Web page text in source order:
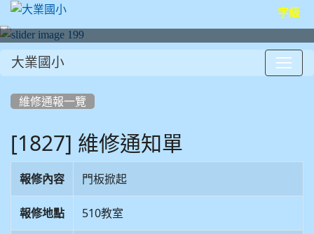
字級
大業國小
維修通報一覽
[1827] 維修通知單
報修內容 門板掀起
報修地點 510教室